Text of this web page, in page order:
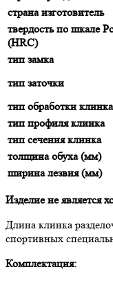
страна изготовитель
твердость по шкале
(HRC)
тип замка
тип заточки
тип обработки клинка
тип профиля клинка
тип сечения клинка
толщина обуха (мм)
ширина лезвия (мм)
Изделие не является
Длина клинка
спортивных
Комплектация: